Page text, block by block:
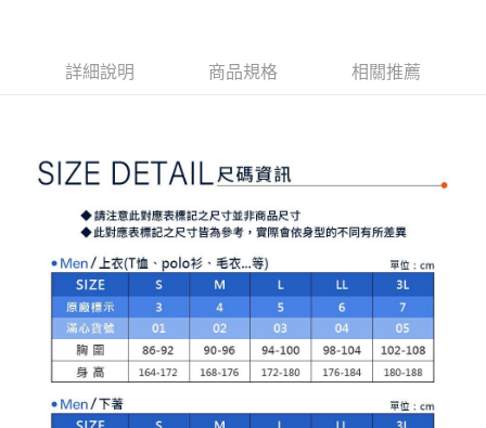
由本公司與您本人進行分期帳單所需資料之確認、核對及更正。
3.完整用戶服務條款，請詳閱以下連結：https://oppay.tw/userRule
客戶支援中心」 https://netprotections.freshdesk.com/support/home
權轉讓予恩沛科技股份有限公司。
２．關於個人資料處理事宜，請瀏覽以下網址：
https://aftee.tw/terms/#terms3
３．未成年的使用者請事先徵得法定代理人或監護人之同意方可使用
任。
４．使用「AFTEE先享後付」時，將依據個別帳號之用戶狀況，依本公司即
時審查核予不同之上限額度；若仍有額度不足之情形，本公司將視審查結果
請求用戶進行身份認證。
５．嚴禁一人註冊多個帳號或使用他人資訊註冊。若發現惡意使用之情形，
恩沛科技股份有限公司將有權停止該用戶之使用額度並採取法律行動。
付款後7-11取貨
免運費
離島宅配
免運費
詳細說明 商品規格 相關推薦